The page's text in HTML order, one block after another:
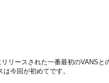
リースされた一番最初のVANSと
今回が初めてです。